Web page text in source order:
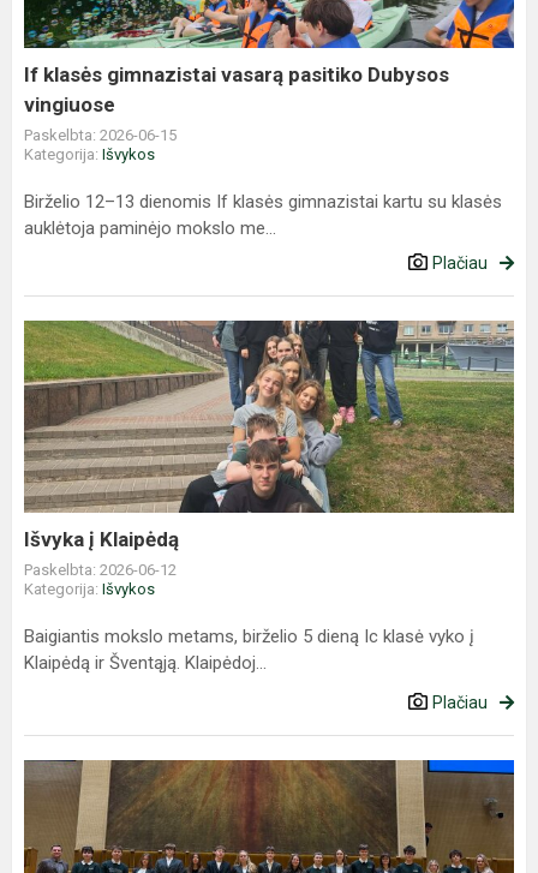
Dubysos
vingiuose
If klasės gimnazistai vasarą pasitiko Dubysos
vingiuose
Paskelbta: 2026-06-15
Kategorija: Išvykos
Birželio 12–13 dienomis If klasės gimnazistai kartu su klasės
auklėtoja paminėjo mokslo me...
Plačiau
Išvyka
į
Klaipėdą
Išvyka į Klaipėdą
Paskelbta: 2026-06-12
Kategorija: Išvykos
Baigiantis mokslo metams, birželio 5 dieną Ic klasė vyko į
Klaipėdą ir Šventąją. Klaipėdoj...
Plačiau
Forumas
„Visuomenės
pilietiškumas
ir